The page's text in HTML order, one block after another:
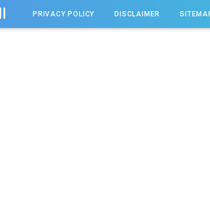
PRIVACY POLICY DISCLAIMER